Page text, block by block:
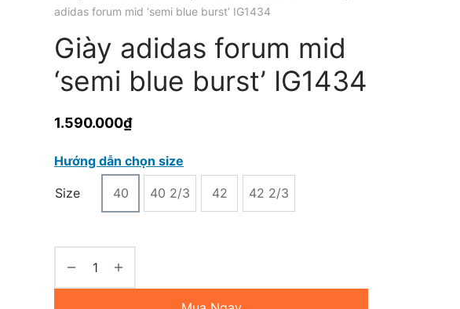
adidas forum mid ‘semi blue burst’ IG1434
Giày adidas forum mid
‘semi blue burst’ IG1434
1.590.000₫
Hướng dẫn chọn size
Size 40 40 2/3 42 42 2/3